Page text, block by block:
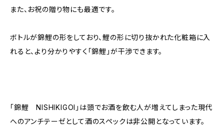
また、お祝の贈り物にも最適です。
ボトルが錦鯉の形をしており、鯉の形に切り抜かれた化粧箱に入
れると、より分かりやすく「錦鯉」が干渉できます。
「錦鯉 NISHIKIGOI」は頭でお酒を飲む人が増えてしまった現代
へのアンチテーゼとして酒のスペックは非公開となっています。